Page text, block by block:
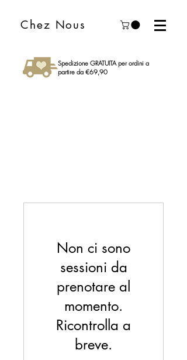
Chez Nous
Spedizione GRATUITA per ordini a
partire da €69,90
Non ci sono
sessioni da
prenotare al
momento.
Ricontrolla a
breve.